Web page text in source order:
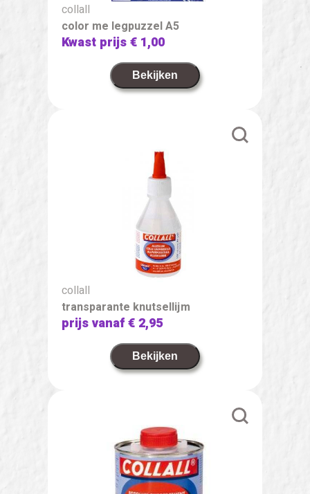
collall
color me legpuzzel A5
Kwast prijs€ 1,00
Bekijken
collall
transparante knutsellijm
prijs vanaf€ 2,95
Bekijken